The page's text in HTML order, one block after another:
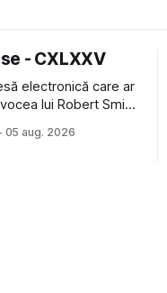
- CXLXXV
electronică care ar
lui Robert Smith
multe piese faine
05 aug. 2026